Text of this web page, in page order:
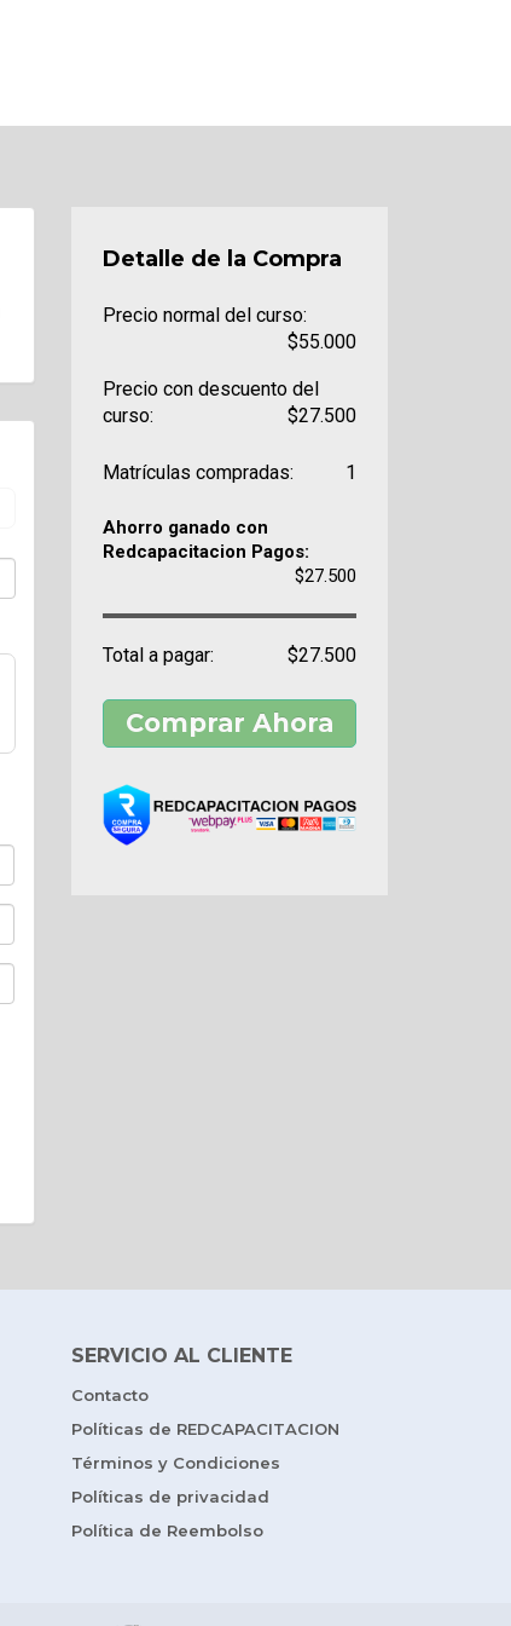
Detalle de la Compra
Precio normal del curso:
$55.000
Precio con descuento del
curso:
$27.500
Matrículas compradas: 1
Ahorro ganado con
Redcapacitacion Pagos:
$27.500
Total a pagar: $27.500
Comprar Ahora
SERVICIO AL CLIENTE
Contacto
Políticas de REDCAPACITACION
Términos y Condiciones
Políticas de privacidad
Política de Reembolso